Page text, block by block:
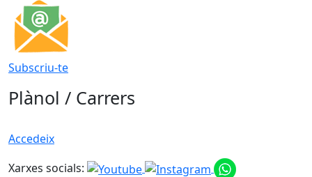
Subscriu-te
Plànol / Carrers
Accedeix
Xarxes socials: